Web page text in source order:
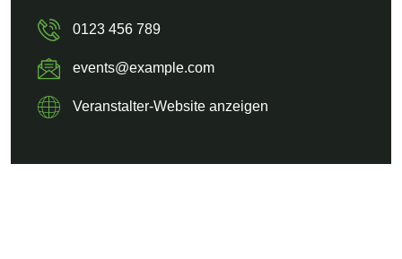
0123 456 789
events@example.com
Veranstalter-Website anzeigen